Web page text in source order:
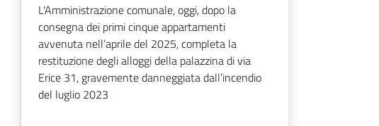
L'Amministrazione comunale, oggi, dopo la
consegna dei primi cinque appartamenti
avvenuta nell’aprile del 2025, completa la
restituzione degli alloggi della palazzina di via
Erice 31, gravemente danneggiata dall’incendio
del luglio 2023